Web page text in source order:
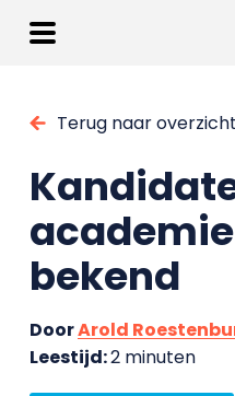
Terug naar overzicht
bekend
DoorArold
Leestijd:2 minuten